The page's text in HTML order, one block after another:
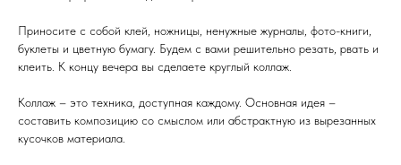
Приносите с собой клей, ножницы, ненужные журналы, фото-книги,
буклеты и цветную бумагу. Будем с вами решительно резать, рвать и
клеить. К концу вечера вы сделаете круглый коллаж.
Коллаж – это техника, доступная каждому. Основная идея –
составить композицию со смыслом или абстрактную из вырезанных
кусочков материала.